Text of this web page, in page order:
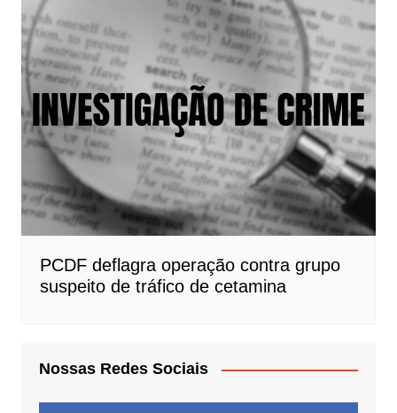
PCDF deflagra operação contra grupo
suspeito de tráfico de cetamina
Nossas Redes Sociais